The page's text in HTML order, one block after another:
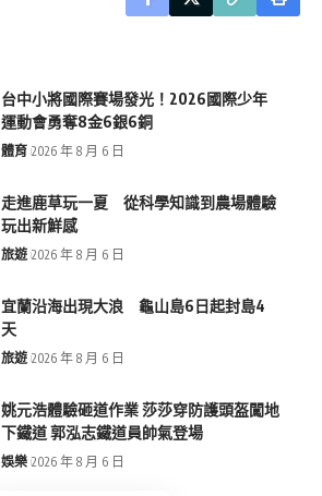
台中小將國際賽場發光！2026國際少年
運動會勇奪8金6銀6銅
體育 2026 年 8 月 6 日
走進鹿草玩一夏 從科學知識到農場體驗
玩出新鮮感
旅遊 2026 年 8 月 6 日
宜蘭沿海出現大浪 龜山島6日起封島4
天
旅遊 2026 年 8 月 6 日
姚元浩體驗砸道作業 莎莎穿防護頭盔闖地
下鐵道 郭泓志鐵道員帥氣登場
娛樂 2026 年 8 月 6 日